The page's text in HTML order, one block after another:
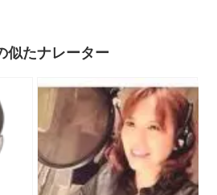
似たナレーター